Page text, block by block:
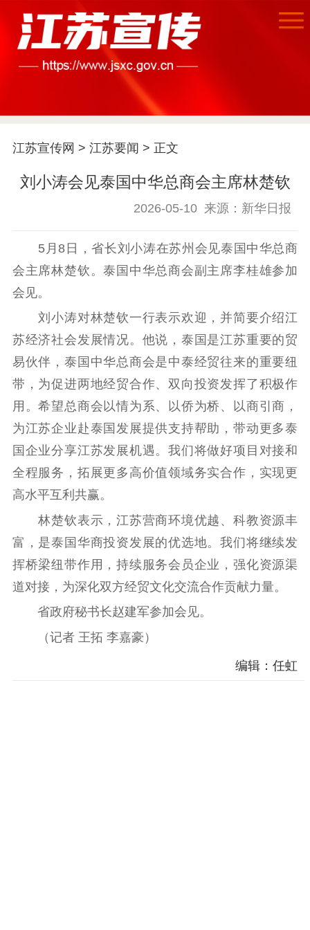
首页
江苏要闻
公示公告
通知公告 信息公开制度
信息公开指南
信息公开年度报
工作动态
理论学习 宣传宣讲 研究阐释
哲学社科
社科强省 工作通知
成果集萃
江苏文脉
资料下载
新闻宣传
主题宣传 对外宣传
新闻发布
记者之家
文化文艺
精品生产 文化惠民
文化传承
文化交流
体制改革
文化产业
紫金文化艺术节
品牌活动
精神文明
文明培育
江苏宣传网 > 江苏要闻 > 正文
刘小涛会见泰国中华总商会主席林楚钦
2026-05-10 来源：新华日报
5月8日，省长刘小涛在苏州会见泰国中华总商
会主席林楚钦。泰国中华总商会副主席李桂雄参加
会见。
刘小涛对林楚钦一行表示欢迎，并简要介绍江
苏经济社会发展情况。他说，泰国是江苏重要的贸
易伙伴，泰国中华总商会是中泰经贸往来的重要纽
带，为促进两地经贸合作、双向投资发挥了积极作
用。希望总商会以情为系、以侨为桥、以商引商，
为江苏企业赴泰国发展提供支持帮助，带动更多泰
国企业分享江苏发展机遇。我们将做好项目对接和
全程服务，拓展更多高价值领域务实合作，实现更
高水平互利共赢。
林楚钦表示，江苏营商环境优越、科教资源丰
富，是泰国华商投资发展的优选地。我们将继续发
挥桥梁纽带作用，持续服务会员企业，强化资源渠
道对接，为深化双方经贸文化交流合作贡献力量。
省政府秘书长赵建军参加会见。
（记者 王拓 李嘉豪）
编辑：任虹